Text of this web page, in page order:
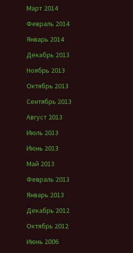
Март 2014
Февраль 2014
Январь 2014
Декабрь 2013
Ноябрь 2013
Октябрь 2013
Сентябрь 2013
Август 2013
Июль 2013
Июнь 2013
Май 2013
Февраль 2013
Январь 2013
Декабрь 2012
Октябрь 2012
Июнь 2006